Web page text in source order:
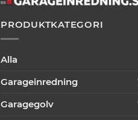
PRODUKTKATEGORI
Alla
Garageinredning
Garagegolv